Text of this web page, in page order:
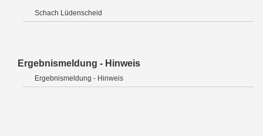
Schach Lüdenscheid
Ergebnismeldung - Hinweis
Ergebnismeldung - Hinweis